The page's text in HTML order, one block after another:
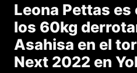
Leona Pettas es
los 60kg
Asahisa en el
Next 2022 en